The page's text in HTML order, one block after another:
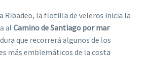
Ribadeo, la flotilla de veleros inicia la
al Camino de Santiago por mar
que recorrerá algunos de los
más emblemáticos de la costa